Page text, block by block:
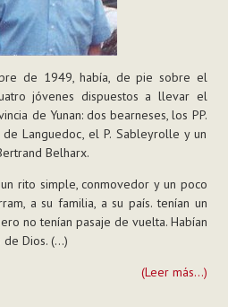
de 1949, había, de pie sobre el
jóvenes dispuestos a llevar el
de Yunan: dos bearneses, los PP.
Languedoc, el P. Sableyrolle y un
Belharx.
rito simple, conmovedor y un poco
a su familia, a su país. tenían un
no tenían pasaje de vuelta. Habían
Dios. (...)
(Leer más...)